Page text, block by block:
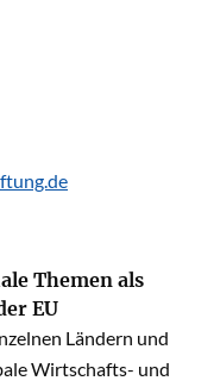
Themen als
EU
Ländern und
Wirtschafts- und